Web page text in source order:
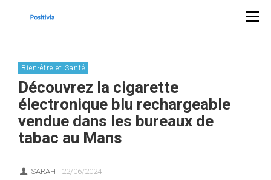
Bien-être et Santé
Découvrez la cigarette
électronique blu rechargeable
vendue dans les bureaux de
tabac au Mans
SARAH 22/06/2024